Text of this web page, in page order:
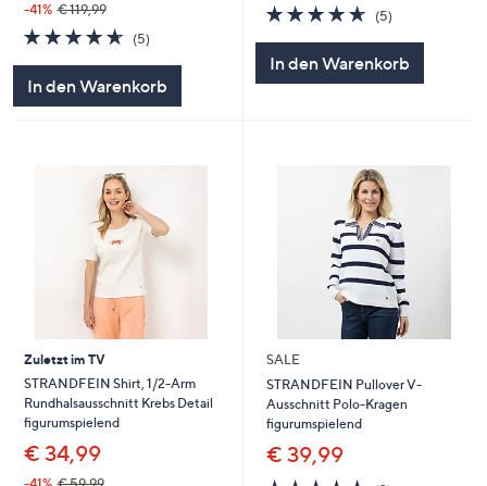
-41% € 119,99
4.6
von
(5)5
In den Warenkorb
4.6
von
(5)5
In den Warenkorb
Zuletzt im TV
STRANDFEIN Shirt, 1/2-Arm
Rundhalsausschnitt Krebs Detail
figurumspielend
€ 34,99
SALE
STRANDFEIN Pullover V-
Ausschnitt Polo-Kragen
figurumspielend
€ 39,99